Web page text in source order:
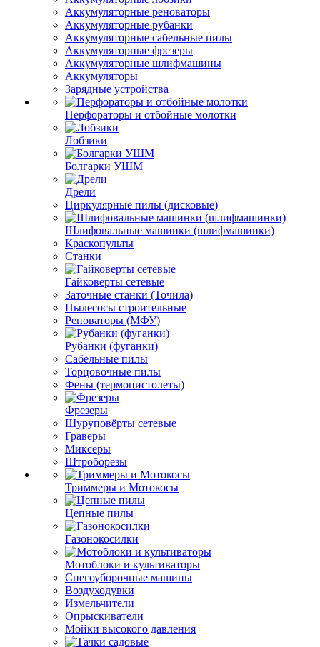
Аккумуляторные реноваторы
Аккумуляторные рубанки
Аккумуляторные сабельные пилы
Аккумуляторные фрезеры
Аккумуляторные шлифмашины
Аккумуляторы
Зарядные устройства
Перфораторы и отбойные молотки
Лобзики
Болгарки УШМ
Дрели
Циркулярные пилы (дисковые)
Шлифовальные машинки (шлифмашинки)
Краскопульты
Станки
Гайковерты сетевые
Заточные станки (Точила)
Пылесосы строительные
Реноваторы (МФУ)
Рубанки (фуганки)
Сабельные пилы
Торцовочные пилы
Фены (термопистолеты)
Фрезеры
Шуруповёрты сетевые
Граверы
Миксеры
Штроборезы
Триммеры и Мотокосы
Цепные пилы
Газонокосилки
Мотоблоки и культиваторы
Снегоуборочные машины
Воздуходувки
Измельчители
Опрыскиватели
Мойки высокого давления